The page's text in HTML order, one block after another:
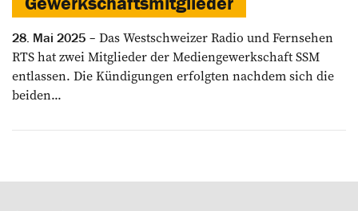
28. Mai 2025
Das Westschweizer Radio und Fernsehen
RTS hat zwei Mitglieder der Mediengewerkschaft SSM
entlassen. Die Kündigungen erfolgten nachdem sich die
beiden...